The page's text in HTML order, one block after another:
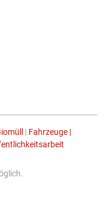
| Fahrzeuge |